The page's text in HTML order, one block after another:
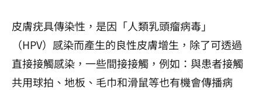
皮膚疣具傳染性，是因「人類乳頭瘤病毒」
（HPV）感染而產生的良性皮膚增生，除了可透過
直接接觸感染，一些間接接觸，例如：與患者接觸
共用球拍、地板、毛巾和滑鼠等也有機會傳播病